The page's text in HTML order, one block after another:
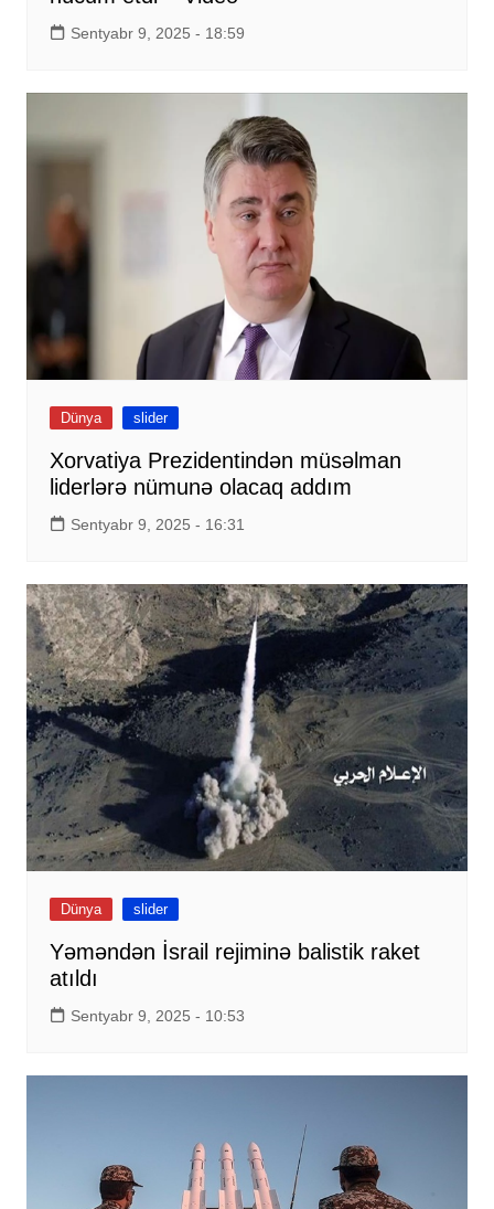
Sentyabr 9, 2025 - 18:59
Dünya slider
Xorvatiya Prezidentindən müsəlman
liderlərə nümunə olacaq addım
Sentyabr 9, 2025 - 16:31
Dünya slider
Yəməndən İsrail rejiminə balistik raket
atıldı
Sentyabr 9, 2025 - 10:53